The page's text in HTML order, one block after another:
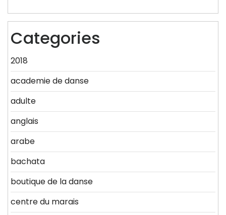
Categories
2018
academie de danse
adulte
anglais
arabe
bachata
boutique de la danse
centre du marais